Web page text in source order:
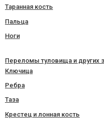
Таранная кость
Пальца
Ноги
Переломы туловища и других
Ключица
Ребра
Таза
Крестец и лонная кость